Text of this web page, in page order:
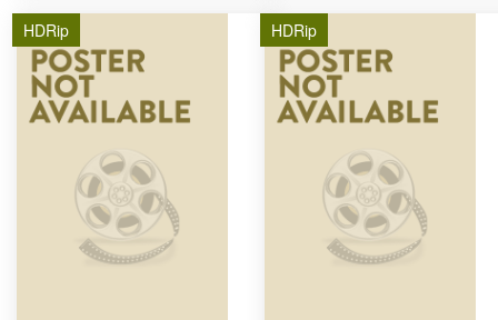
HDRip HDRip